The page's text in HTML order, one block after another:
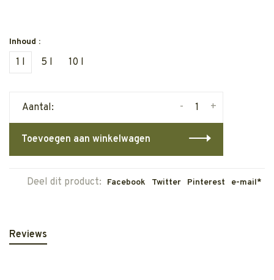
Inhoud :
1 l 5 l 10 l
Aantal: +
-
Toevoegen aan winkelwagen
Deel dit product: Facebook Twitter Pinterest e-mail*
Reviews